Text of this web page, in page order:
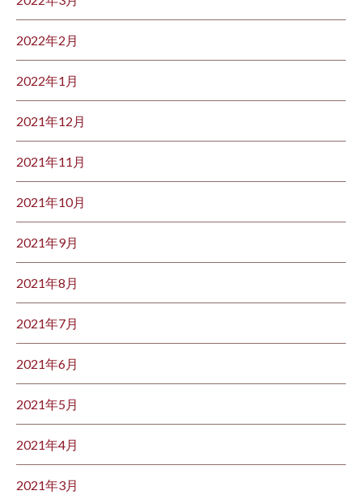
2022年2月
2022年1月
2021年12月
2021年11月
2021年10月
2021年9月
2021年8月
2021年7月
2021年6月
2021年5月
2021年4月
2021年3月